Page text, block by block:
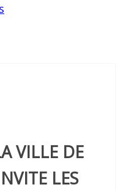
VILLE DE
LES